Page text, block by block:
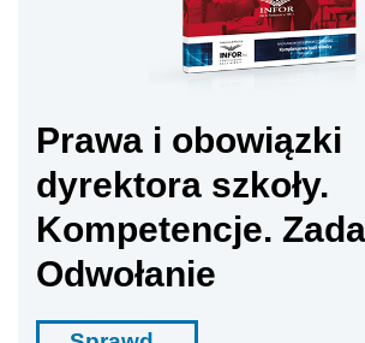
Prawa i obowiązki
dyrektora szkoły.
Kompetencje.
Odwołanie